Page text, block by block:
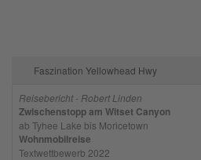
Faszination Yellowhead Hwy
Reisebericht - Robert Linden
Zwischenstopp am Witset Canyon
ab Tyhee Lake bis Moricetown
Wohnmobilreise
Textwettbewerb 2022